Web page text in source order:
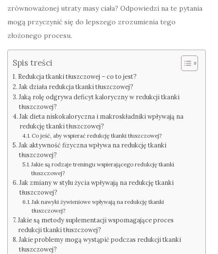
zrównoważonej utraty masy ciała? Odpowiedzi na te pytania
mogą przyczynić się do lepszego zrozumienia tego
złożonego procesu.
Spis treści
Redukcja tkanki tłuszczowej – co to jest?
Jak działa redukcja tkanki tłuszczowej?
Jaką rolę odgrywa deficyt kaloryczny w redukcji tkanki
tłuszczowej?
Jak dieta niskokaloryczna i makroskładniki wpływają na
redukcję tkanki tłuszczowej?
Co jeść, aby wspierać redukcję tkanki tłuszczowej?
Jak aktywność fizyczna wpływa na redukcję tkanki
tłuszczowej?
Jakie są rodzaje treningu wspierającego redukcję tkanki
tłuszczowej?
Jak zmiany w stylu życia wpływają na redukcję tkanki
tłuszczowej?
Jak nawyki żywieniowe wpływają na redukcję tkanki
tłuszczowej?
Jakie są metody suplementacji wspomagające proces
redukcji tkanki tłuszczowej?
Jakie problemy mogą wystąpić podczas redukcji tkanki
tłuszczowej?